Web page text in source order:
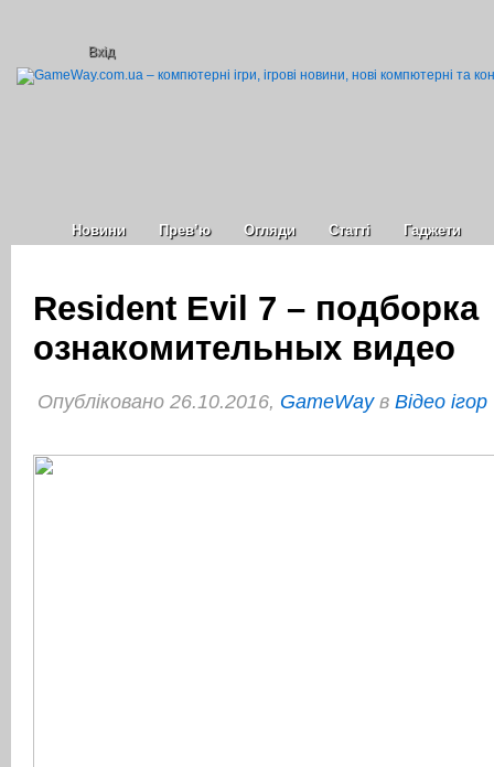
Вхід
Новини Прев’ю Огляди Статті Гаджети
Resident Evil 7 – подборка
ознакомительных видео
Опубліковано 26.10.2016, GameWayв Відео ігор